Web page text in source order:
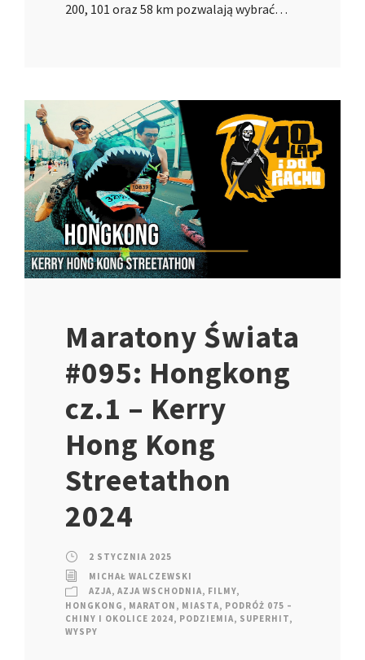
200, 101 oraz 58 km pozwalają wybrać…
Maratony Świata
#095: Hongkong
cz.1 – Kerry
Hong Kong
Streetathon
2024
2 STYCZNIA 2025
MICHAŁ WALCZEWSKI
AZJA, AZJA WSCHODNIA, FILMY,
HONGKONG , MARATON , MIASTA, PODRÓŻ 075 –
CHINY I OKOLICE 2024, PODZIEMIA, SUPERHIT,
WYSPY